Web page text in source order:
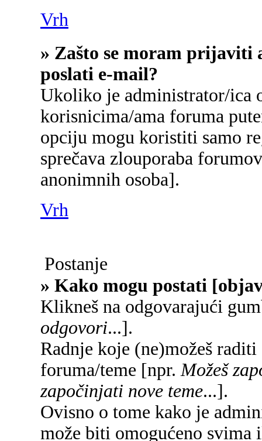
Vrh
» Zašto se moram
poslati e-mail?
Ukoliko je administrator/ica
korisnicima/ama foruma
opciju mogu koristiti samo
sprečava zlouporaba
anonimnih osoba].
Vrh
Postanje
» Kako mogu postati
Klikneš na odgovarajući
odgovori...].
Radnje koje (ne)možeš
foruma/teme [npr.Možeš
započinjati nove teme...].
Ovisno o tome kako je
može biti omogućeno